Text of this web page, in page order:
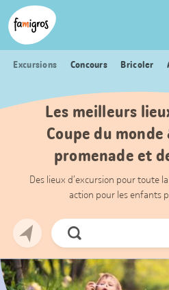
Signets
de
navigation
Header
Logo
Excursions Concours Bricoler
Les meilleurs
Coupe du
promenade et
Des lieux d’excursion pour toute
action pour les enfants
Chercher